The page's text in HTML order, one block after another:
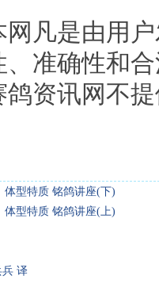
网凡是由用
准确性和
资讯网不
体型特质 铭鸽讲座(下)
体型特质 铭鸽讲座(上)
兵 译